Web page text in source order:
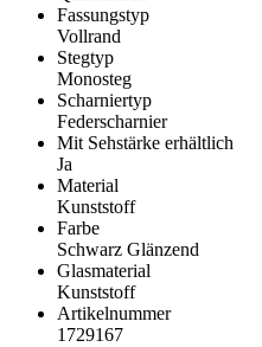
Fassungstyp
Vollrand
Stegtyp
Monosteg
Scharniertyp
Federscharnier
Mit Sehstärke erhältlich
Ja
Material
Kunststoff
Farbe
Schwarz Glänzend
Glasmaterial
Kunststoff
Artikelnummer
1729167